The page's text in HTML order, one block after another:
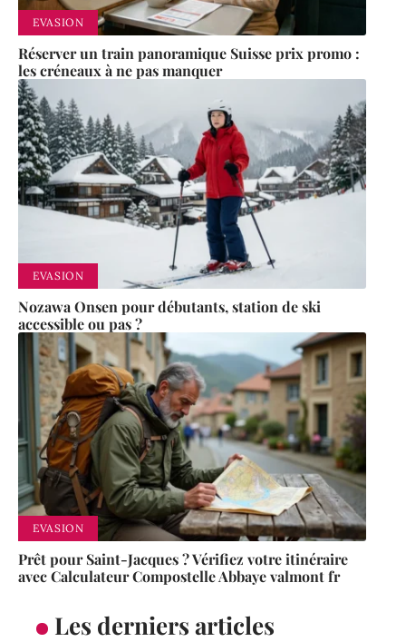
EVASION
Réserver un train panoramique Suisse prix promo :
les créneaux à ne pas manquer
EVASION
Nozawa Onsen pour débutants, station de ski
accessible ou pas ?
EVASION
Prêt pour Saint-Jacques ? Vérifiez votre itinéraire
avec Calculateur Compostelle Abbaye valmont fr
Les derniers articles